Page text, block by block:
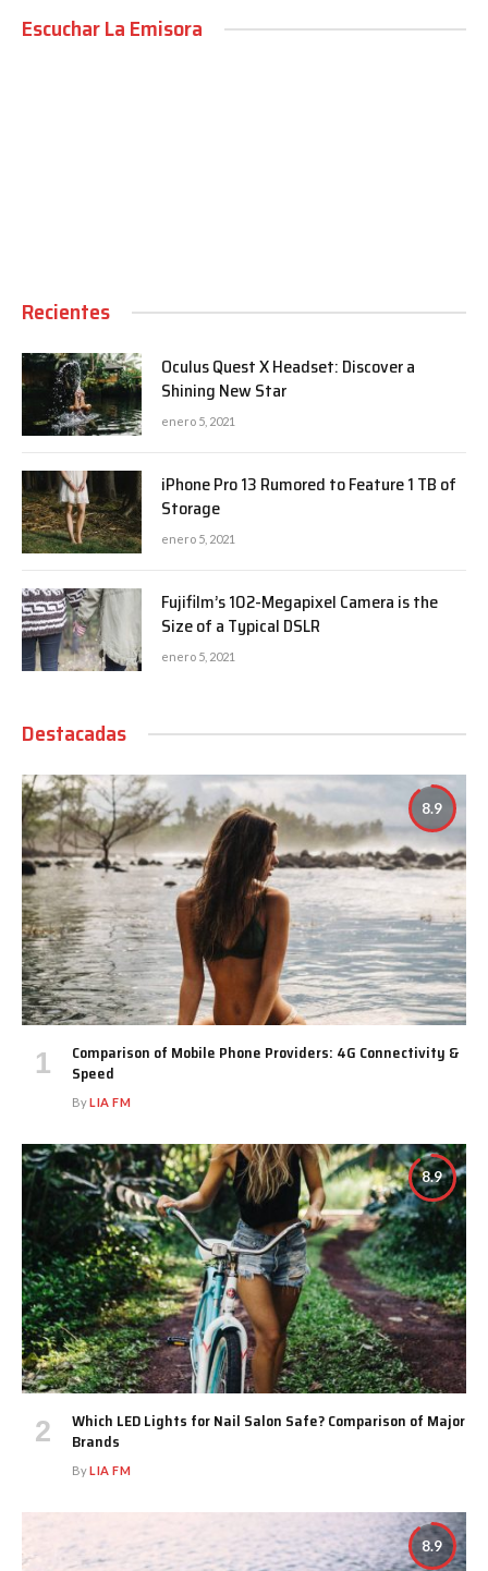
Escuchar La Emisora
Recientes
Oculus Quest X Headset: Discover a
Shining New Star
enero 5, 2021
iPhone Pro 13 Rumored to Feature 1 TB of
Storage
enero 5, 2021
Fujifilm’s 102-Megapixel Camera is the
Size of a Typical DSLR
enero 5, 2021
Destacadas
8.9
Comparison of Mobile Phone Providers: 4G Connectivity &
Speed
ByLIA FM
8.9
Which LED Lights for Nail Salon Safe? Comparison of Major
Brands
ByLIA FM
8.9